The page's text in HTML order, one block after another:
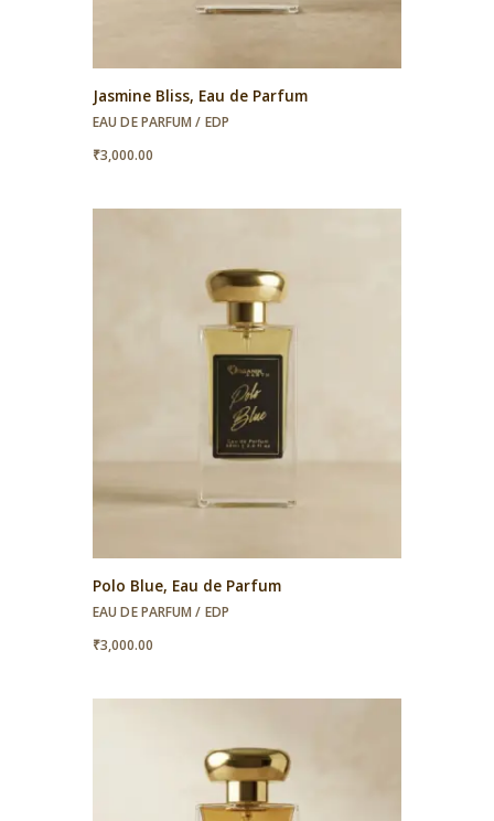
Jasmine Bliss, Eau de Parfum
EAU DE PARFUM / EDP
₹3,000.00
Polo Blue, Eau de Parfum
EAU DE PARFUM / EDP
₹3,000.00